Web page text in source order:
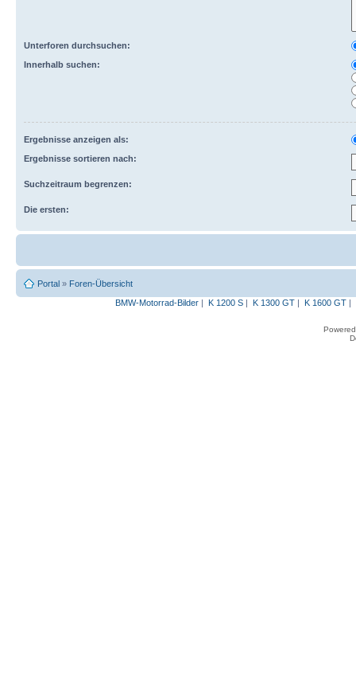
Unterforen durchsuchen:
Innerhalb suchen:
Ergebnisse anzeigen als:
Ergebnisse sortieren nach:
Suchzeitraum begrenzen:
Die ersten:
Portal » Foren-Übersicht
BMW-Motorrad-Bilder| K 1200 S| K 1300 GT| K 1600 GT|